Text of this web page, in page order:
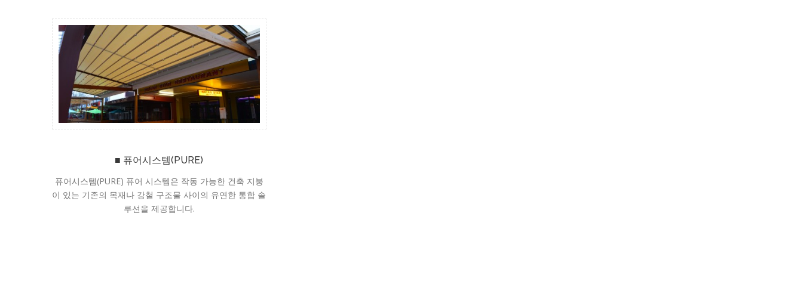
■ 퓨어시스템(PURE)
퓨어시스템(PURE) 퓨어 시스템은 작동 가능한 건축 지붕
이 있는 기존의 목재나 강철 구조물 사이의 유연한 통합 솔
루션을 제공합니다.